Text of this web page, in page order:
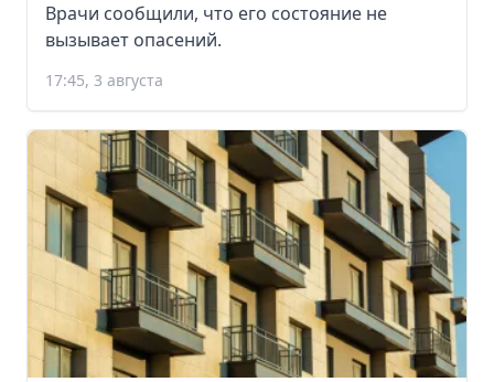
Врачи сообщили, что его состояние не
вызывает опасений.
17:45, 3 августа